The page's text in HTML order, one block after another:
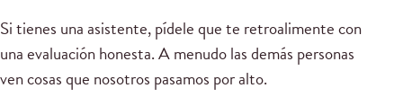
Si tienes una asistente, pídele que te retroalimente con
una evaluación honesta. A menudo las demás personas
ven cosas que nosotros pasamos por alto.